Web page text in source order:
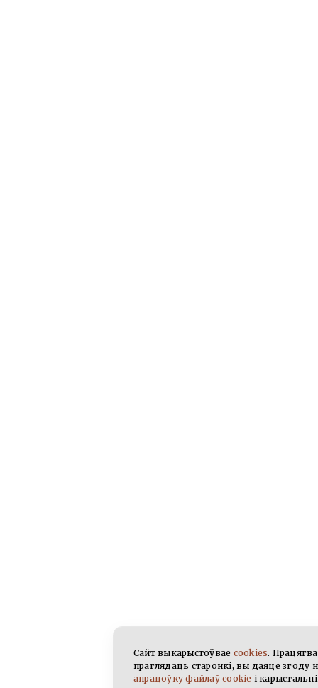
Сайт выкарыстоўвае cookies.
праглядаць старонкі, вы даяце згоду
апрацоўку файлаў cookie і